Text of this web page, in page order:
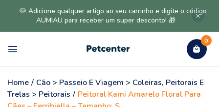
🐶 Adicione qualquer artigo ao seu carrinho e digite o código
AUMIAU para receber um super desconto! 🎁
0
Home / Cão > Passeio E Viagem > Coleiras, Peitorais E
Trelas > Peitorais / Peitoral Kami Amarelo Floral Para